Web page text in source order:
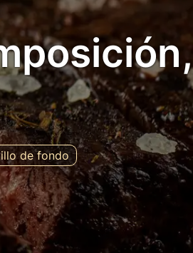
de fondo